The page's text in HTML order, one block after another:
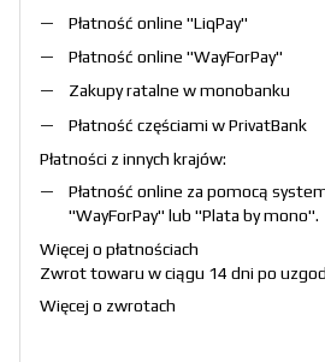
Płatność online "LiqPay"
Płatność online "WayForPay"
Zakupy ratalne w monobanku
Płatność częściami w PrivatBank
Płatności z innych krajów:
Płatność online za pomocą
"WayForPay" lub "Plata by mono".
Więcej o płatnościach
Zwrot towaru w ciągu 14 dni po
Więcej o zwrotach